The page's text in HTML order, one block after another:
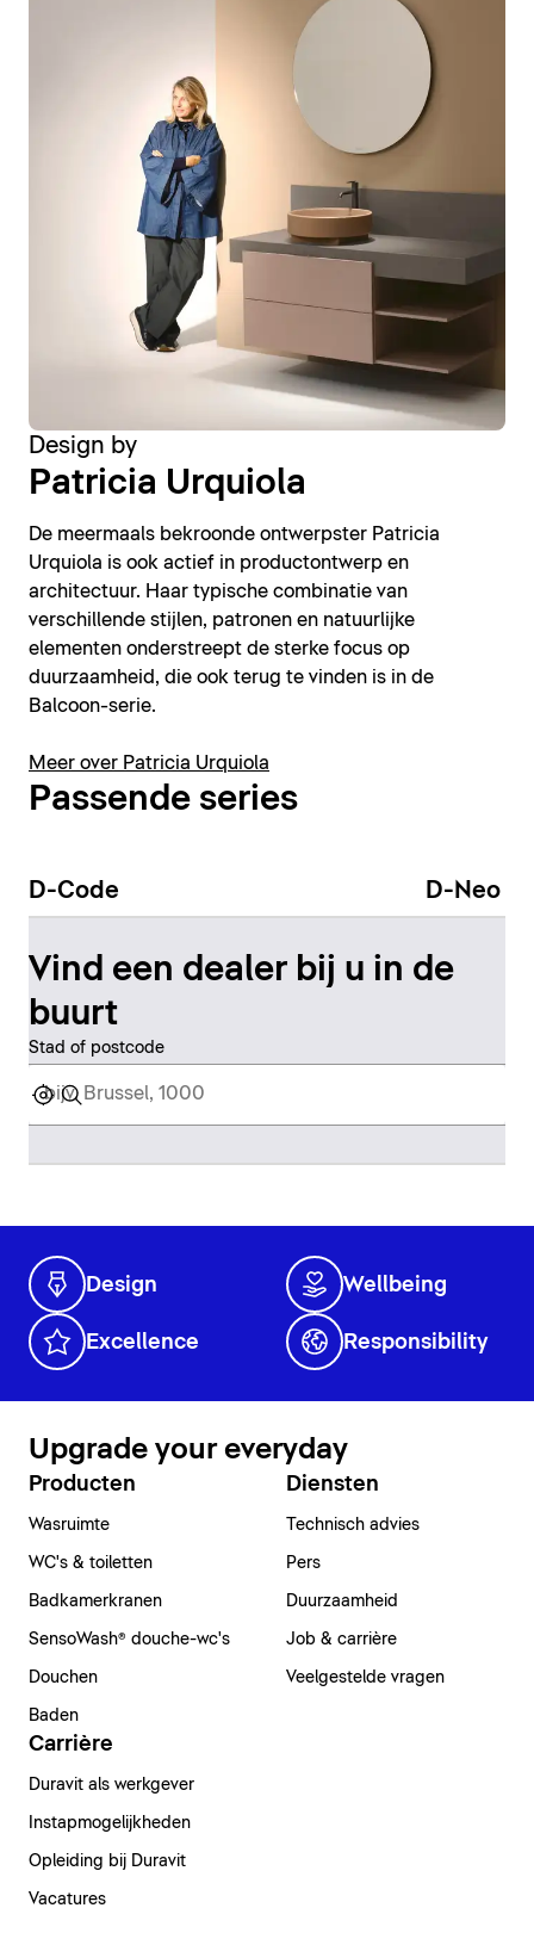
Design by
Patricia Urquiola
De meermaals bekroonde ontwerpster Patricia
Urquiola is ook actief in productontwerp en
architectuur. Haar typische combinatie van
verschillende stijlen, patronen en natuurlijke
elementen onderstreept de sterke focus op
duurzaamheid, die ook terug te vinden is in de
Balcoon-serie.
Meer over Patricia Urquiola
Passende series
D-Code D-Neo
Vind een dealer bij u in de
buurt
Stad of postcode
Design Wellbeing
Excellence Responsibility
Upgrade your everyday
Producten
Wasruimte
WC's & toiletten
Badkamerkranen
SensoWash® douche-wc's
Douchen
Baden
Diensten
Technisch advies
Pers
Duurzaamheid
Job & carrière
Veelgestelde vragen
Carrière
Duravit als werkgever
Instapmogelijkheden
Opleiding bij Duravit
Vacatures